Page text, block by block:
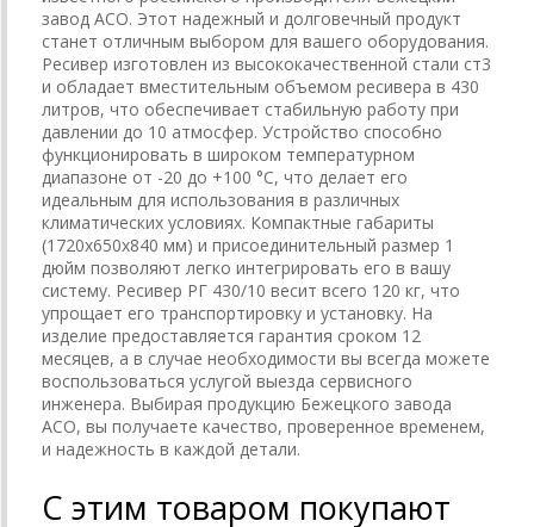
завод АСО. Этот надежный и долговечный продукт
станет отличным выбором для вашего оборудования.
Ресивер изготовлен из высококачественной стали ст3
и обладает вместительным объемом ресивера в 430
литров, что обеспечивает стабильную работу при
давлении до 10 атмосфер. Устройство способно
функционировать в широком температурном
диапазоне от -20 до +100 °C, что делает его
идеальным для использования в различных
климатических условиях. Компактные габариты
(1720х650х840 мм) и присоединительный размер 1
дюйм позволяют легко интегрировать его в вашу
систему. Ресивер РГ 430/10 весит всего 120 кг, что
упрощает его транспортировку и установку. На
изделие предоставляется гарантия сроком 12
месяцев, а в случае необходимости вы всегда можете
воспользоваться услугой выезда сервисного
инженера. Выбирая продукцию Бежецкого завода
АСО, вы получаете качество, проверенное временем,
и надежность в каждой детали.
С этим товаром покупают